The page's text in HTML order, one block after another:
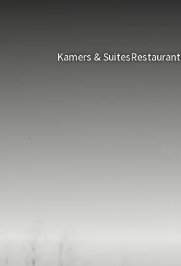
Kamers & SuitesRestaurant